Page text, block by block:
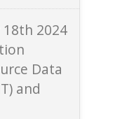
2024
Data
and